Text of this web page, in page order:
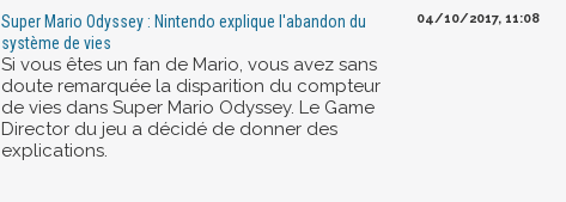
Super Mario Odyssey : Nintendo explique l'abandon du
système de vies
Si vous êtes un fan de Mario, vous avez sans
doute remarquée la disparition du compteur
de vies dans Super Mario Odyssey. Le Game
Director du jeu a décidé de donner des
explications.
04/10/2017, 11:08